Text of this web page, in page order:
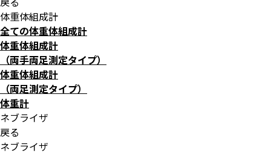
体重体組成計
全ての体重体組成計
体重体組成計
（両手両足測定タイプ）
体重体組成計
（両足測定タイプ）
体重計
ネブライザ
戻る
ネブライザ